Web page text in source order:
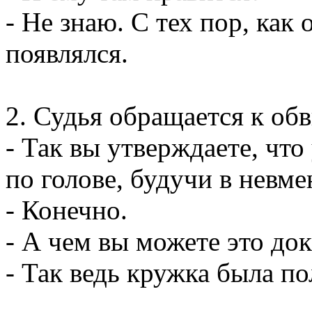
- Hе знаю. С тех пор, как
появлялся.
2. Судья обращается к
- Так вы утверждаете,
по голове, будучи в
- Конечно.
- А чем вы можете это
- Так ведь кружка была